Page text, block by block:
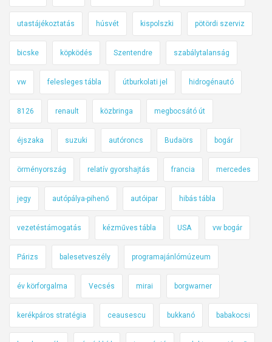
utastájékoztatás húsvét kispolszki pötördi szerviz
bicske köpködés Szentendre szabálytalanság
vw felesleges tábla útburkolati jel hidrogénautó
8126 renault közbringa megbocsátó út
éjszaka suzuki autóroncs Budaörs bogár
örményország relatív gyorshajtás francia mercedes
jegy autópálya-pihenő autóipar hibás tábla
vezetéstámogatás kézműves tábla USA vw bogár
Párizs balesetveszély programajánlómúzeum
év körforgalma Vecsés mirai borgwarner
kerékpáros stratégia ceausescu bukkanó babakocsi